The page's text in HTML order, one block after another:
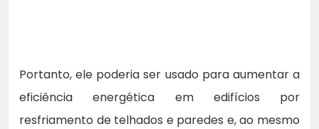
Portanto, ele poderia ser usado para aumentar a
eficiência energética em edifícios por
resfriamento de telhados e paredes e, ao mesmo